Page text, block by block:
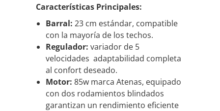
Características Principales:
Barral: 23 cm estándar, compatible
con la mayoría de los techos.
Regulador: variador de 5
velocidades adaptabilidad completa
al confort deseado.
Motor: 85w marca Atenas, equipado
con dos rodamientos blindados
garantizan un rendimiento eficiente